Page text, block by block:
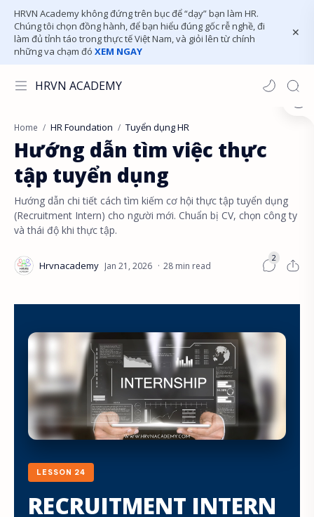
HRVN Academy không đứng trên bục để “dạy” bạn làm HR.
Chúng tôi chọn đồng hành, để bạn hiểu đúng gốc rễ nghề, đi
làm đủ tỉnh táo trong thực tế Việt Nam, và giỏi lên từ chính
những va chạm đó XEM NGAY
HRVN ACADEMY
Home HR Foundation Tuyển dụng HR
Hướng dẫn tìm việc thực
tập tuyển dụng
Hướng dẫn chi tiết cách tìm kiếm cơ hội thực tập tuyển dụng
(Recruitment Intern) cho người mới. Chuẩn bị CV, chọn công ty
và thái độ khi thực tập.
28 min read
LESSON 24
RECRUITMENT INTERN